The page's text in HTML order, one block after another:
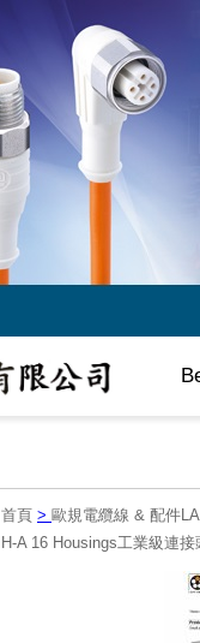
首頁 > 歐規電纜線 & 配件
H-A 16 Housings工業級連接